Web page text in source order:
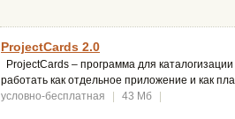
ProjectCards 2.0
ProjectCards – программа для
работать как отдельное приложение и как
условно-бесплатная
43 Мб